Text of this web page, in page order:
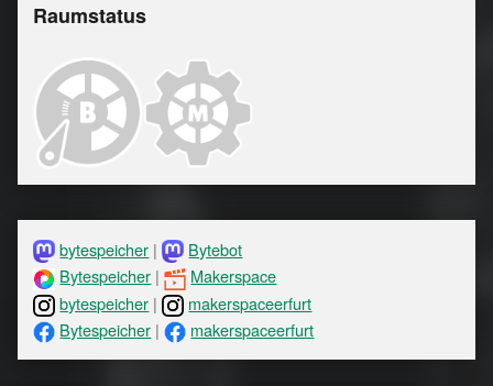
Raumstatus
bytespeicher |
Bytebot
Bytespeicher |
Makerspace
bytespeicher |
makerspaceerfurt
Bytespeicher | makerspaceerfurt